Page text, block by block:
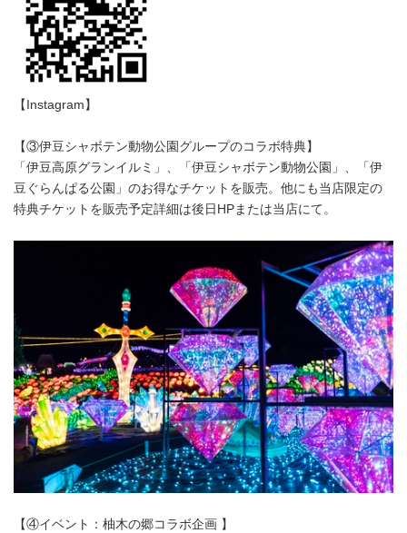
【Instagram】
【③伊豆シャボテン動物公園グループのコラボ特典】
「伊豆高原グランイルミ」、「伊豆シャボテン動物公園」、「伊
豆ぐらんぱる公園」のお得なチケットを販売。他にも当店限定の
特典チケットを販売予定詳細は後日HPまたは当店にて。
【④イベント：柚木の郷コラボ企画 】